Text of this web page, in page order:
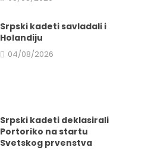
Srpski kadeti savladali i
Holandiju
04/08/2026
Srpski kadeti deklasirali
Portoriko na startu
Svetskog prvenstva